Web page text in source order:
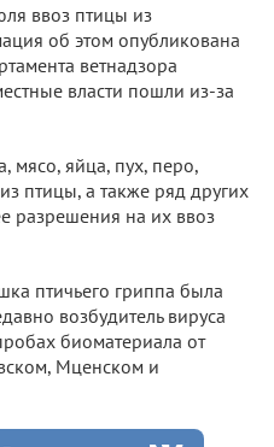
ввоз птицы из
об этом опубликована
ветнадзора
власти пошли из-за
мясо, яйца, пух, перо,
птицы, а также ряд других
разрешения на их ввоз
птичьего гриппа была
возбудитель вируса
биоматериала от
Мценском и